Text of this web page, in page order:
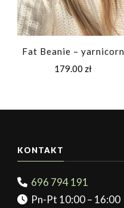
Fat Beanie – yarnicorn
179.00 zł
KONTAKT
696 794 191
Pn-Pt 10:00 – 16:00